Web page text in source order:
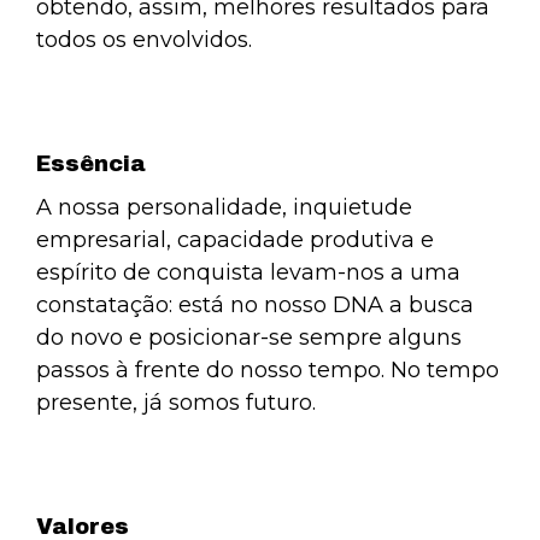
obtendo, assim, melhores resultados para
todos os envolvidos.
Essência
A nossa personalidade, inquietude
empresarial, capacidade produtiva e
espírito de conquista levam-nos a uma
constatação: está no nosso DNA a busca
do novo e posicionar-se sempre alguns
passos à frente do nosso tempo. No tempo
presente, já somos futuro.
Valores
Necessário
Esses cookies
não são